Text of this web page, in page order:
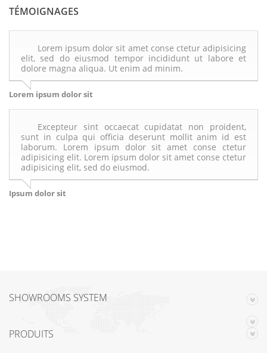
TÉMOIGNAGES
Lorem ipsum dolor sit amet conse ctetur adipisicing
elit, sed do eiusmod tempor incididunt ut labore et
dolore magna aliqua. Ut enim ad minim.
Lorem ipsum dolor sit
Excepteur sint occaecat cupidatat non proident,
sunt in culpa qui officia deserunt mollit anim id est
laborum. Lorem ipsum dolor sit amet conse ctetur
adipisicing elit. Lorem ipsum dolor sit amet conse ctetur
adipisicing elit, sed do eiusmod.
Ipsum dolor sit
SHOWROOMS SYSTEM
PRODUITS